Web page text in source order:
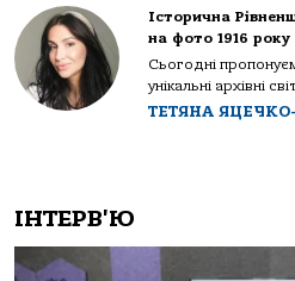
Історична
на фото 1916 року
Сьогодні
унікальні архівні
ТЕТЯНА
ІНТЕРВ'Ю